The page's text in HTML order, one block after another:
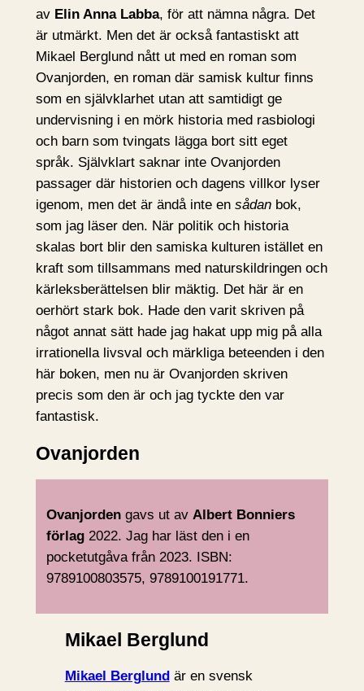
av Elin Anna Labba, för att nämna några. Det
är utmärkt. Men det är också fantastiskt att
Mikael Berglund nått ut med en roman som
Ovanjorden, en roman där samisk kultur finns
som en självklarhet utan att samtidigt ge
undervisning i en mörk historia med rasbiologi
och barn som tvingats lägga bort sitt eget
språk. Självklart saknar inte Ovanjorden
passager där historien och dagens villkor lyser
igenom, men det är ändå inte en sådanbok,
som jag läser den. När politik och historia
skalas bort blir den samiska kulturen istället en
kraft som tillsammans med naturskildringen och
kärleksberättelsen blir mäktig. Det här är en
oerhört stark bok. Hade den varit skriven på
något annat sätt hade jag hakat upp mig på alla
irrationella livsval och märkliga beteenden i den
här boken, men nu är Ovanjorden skriven
precis som den är och jag tyckte den var
fantastisk.
Ovanjorden
Ovanjorden gavs ut av Albert Bonniers
förlag 2022. Jag har läst den i en
pocketutgåva från 2023. ISBN:
9789100803575, 9789100191771.
Mikael Berglund
Mikael Berglund är en svensk